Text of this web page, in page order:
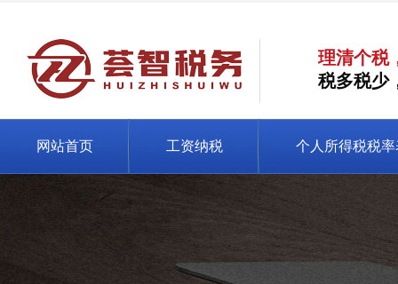
理清个税
税多税少
网站首页 工资纳税 个人所得税税率